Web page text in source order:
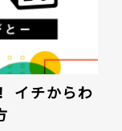
イチからわ